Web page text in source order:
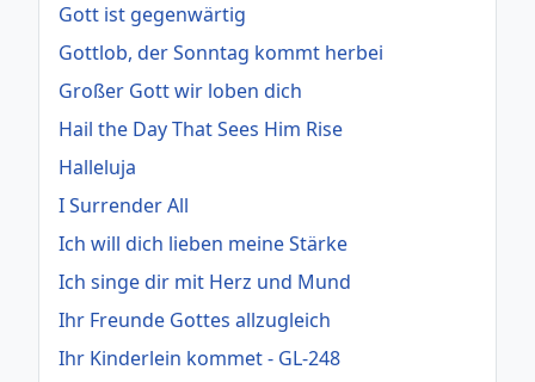
Gott ist gegenwärtig
Gottlob, der Sonntag kommt herbei
Großer Gott wir loben dich
Hail the Day That Sees Him Rise
Halleluja
I Surrender All
Ich will dich lieben meine Stärke
Ich singe dir mit Herz und Mund
Ihr Freunde Gottes allzugleich
Ihr Kinderlein kommet - GL-248